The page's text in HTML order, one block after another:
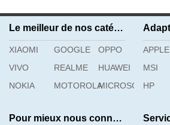
Le meilleur de nos catégories
XIAOMI GOOGLE
OPPO
VIVO
REALME
HUAWEI
NOKIA
MOTOROLAMICROSOFT
APPLE
MSI
HP
Pour mieux nous connaître